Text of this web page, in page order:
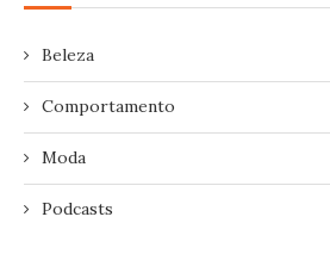
Beleza
Comportamento
Moda
Podcasts